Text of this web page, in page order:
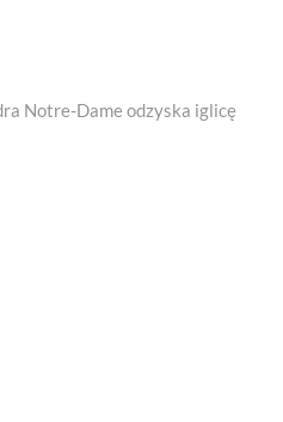
Notre-Dame odzyska iglicę